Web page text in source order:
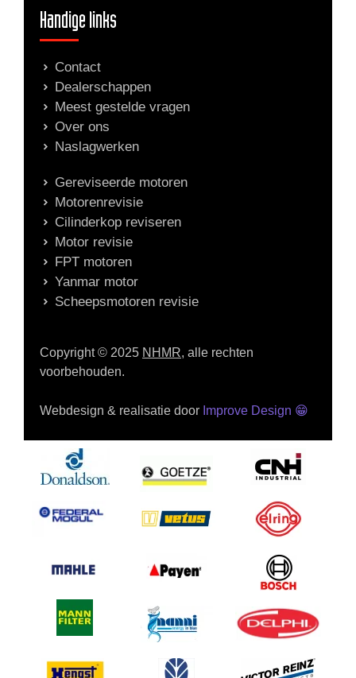
Handige links
Contact
Dealerschappen
Meest gestelde vragen
Over ons
Naslagwerken
Gereviseerde motoren
Motorenrevisie
Cilinderkop reviseren
Motor revisie
FPT motoren
Yanmar motor
Scheepsmotoren revisie
Copyright © 2025 NHMR, alle rechten
voorbehouden.
Webdesign & realisatie door Improve Design 😁